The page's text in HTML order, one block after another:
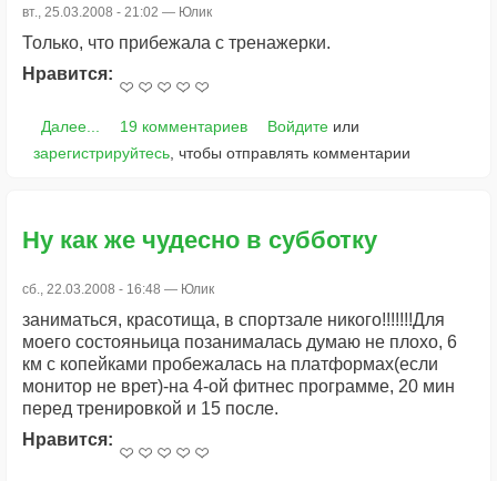
вт., 25.03.2008 - 21:02 — Юлик
Только, что прибежала с тренажерки.
Нравится:
Далее... 19 комментариев Войдитеили
зарегистрируйтесь , чтобы отправлять комментарии
Ну как же чудесно в субботку
сб., 22.03.2008 - 16:48 — Юлик
заниматься, красотища, в спортзале никого!!!!!!!Для
моего состояньица позанималась думаю не плохо, 6
км с копейками пробежалась на платформах(если
монитор не врет)-на 4-ой фитнес программе, 20 мин
перед тренировкой и 15 после.
Нравится: